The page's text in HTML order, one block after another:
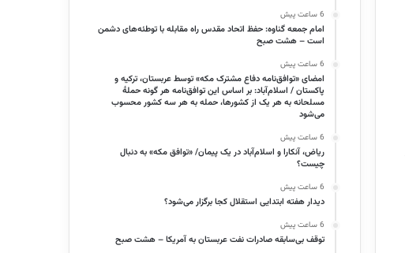
6 ساعت پیش
امام جمعه گناوه: حفظ اتحاد مقدس راه مقابله با توطئه‌های دشمن
است – هشت صبح
6 ساعت پیش
امضای «توافق‌نامه دفاع مشترک مکه» توسط عربستان، ترکیه و
پاکستان / اسلام‌آباد: بر اساس این توافق‌نامه هر گونه حملهٔ
مسلحانه به هر یک از کشورها، حمله به هر سه کشور محسوب
می‌شود
6 ساعت پیش
ریاض، آنکارا و اسلام‌آباد در یک پیمان/ «توافق مکه» به دنبال
چیست؟
6 ساعت پیش
دیدار هفته ابتدایی استقلال کجا برگزار می‌شود؟
6 ساعت پیش
توقف بی‌سابقه صادرات نفت عربستان به آمریکا – هشت صبح